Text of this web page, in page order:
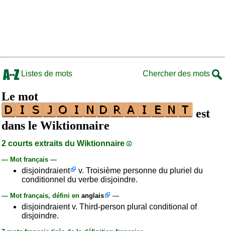
Listes de mots Chercher des mots
Le mot
est
dans le Wiktionnaire
2 courts extraits du Wiktionnaire
— Mot français —
disjoindraient
v. Troisième personne du pluriel du
conditionnel du verbe disjoindre.
— Mot français, défini en anglais —
disjoindraient v. Third-person plural conditional of
disjoindre.